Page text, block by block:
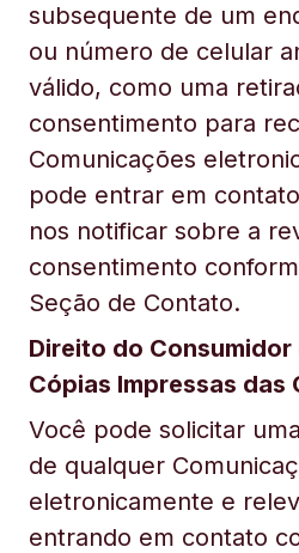
subsequente de um
ou número de celular
válido, como uma
consentimento para
Comunicações
pode entrar em
nos notificar sobre a
consentimento
Seção de Contato.
Direito do
Cópias Impressas das
Você pode solicitar
de qualquer
eletronicamente e
entrando em contato